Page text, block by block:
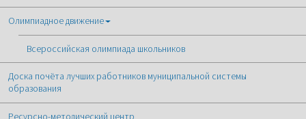
Олимпиадное движение
Всероссийская олимпиада школьников
Доска почёта лучших работников муниципальной системы
образования
Ресурсно-методический центр